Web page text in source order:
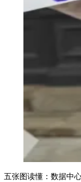
五张图读懂：数据中